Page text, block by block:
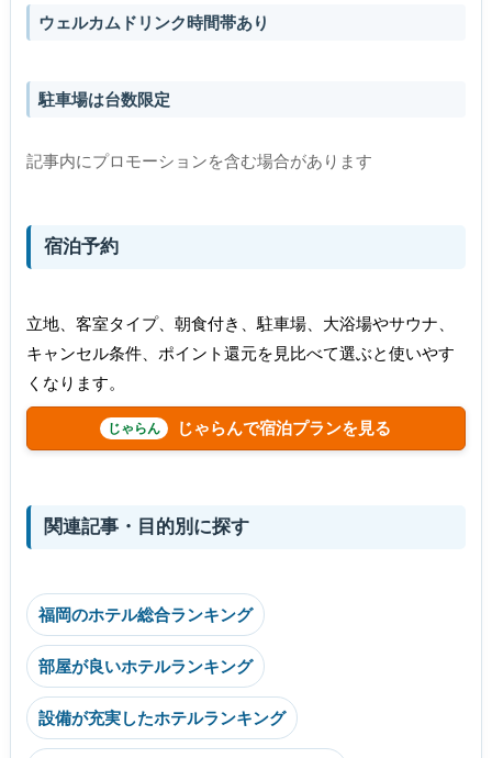
ウェルカムドリンク時間帯あり
駐車場は台数限定
記事内にプロモーションを含む場合があります
宿泊予約
立地、客室タイプ、朝食付き、駐車場、大浴場やサウナ、
キャンセル条件、ポイント還元を見比べて選ぶと使いやす
くなります。
じゃらんで宿泊プランを見る
関連記事・目的別に探す
福岡のホテル総合ランキング
部屋が良いホテルランキング
設備が充実したホテルランキング